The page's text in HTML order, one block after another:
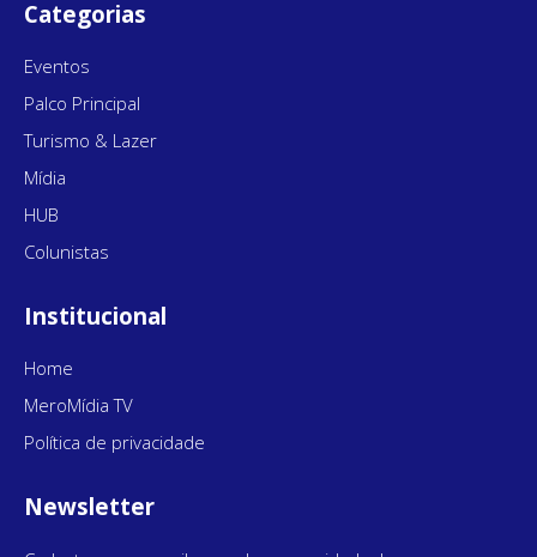
Categorias
Eventos
Palco Principal
Turismo & Lazer
Mídia
HUB
Colunistas
Institucional
Home
MeroMídia TV
Política de privacidade
Newsletter